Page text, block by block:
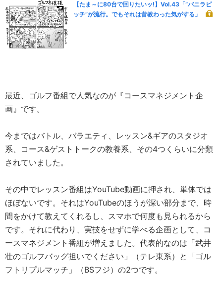
【たま～に80台で回りたいッ!】Vol.43「“バニラピ
ッチ”が流行。でもそれは昔教わった気がする」
最近、ゴルフ番組で人気なのが『コースマネジメント企
画』です。
今まではバトル、バラエティ、レッスン&ギアのスタジオ
系、コース&ゲストトークの教養系、その4つくらいに分類
されていました。
その中でレッスン番組はYouTube動画に押され、単体では
ほぼないです。それはYouTubeのほうが深い部分まで、時
間をかけて教えてくれるし、スマホで何度も見られるから
です。それに代わり、実技をせずに学べる企画として、コ
ースマネジメント番組が増えました。代表的なのは「武井
壮のゴルフバッグ担いでください」（テレ東系）と「ゴル
フトリプルマッチ」（BSフジ）の2つです。